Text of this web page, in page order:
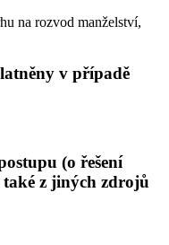
na rozvod manželství,
v případě
(o řešení
také z jiných zdrojů